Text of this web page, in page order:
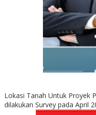
Lokasi Tanah Untuk Proyek
dilakukan Survey pada April